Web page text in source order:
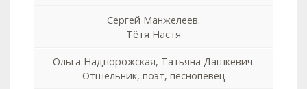
Сергей Манжелеев.
Тётя Настя
Ольга Надпорожская, Татьяна Дашкевич.
Отшельник, поэт, песнопевец